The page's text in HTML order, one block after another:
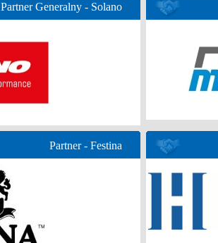
Partner Generalny - Solano
Partner - Festina